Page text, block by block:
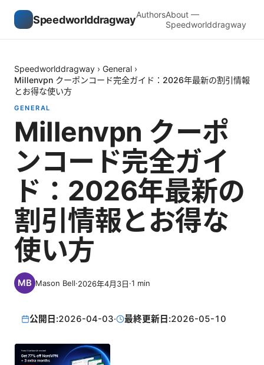
SpeedworlddragwayAuthorsAbout —
Speedworlddragway
Speedworlddragway › General ›
Millenvpn クーポンコード完全ガイド：2026年最新の割引情報
とお得な使い方
GENERAL
Millenvpn クーポ
ンコード完全ガイ
ド：2026年最新の
割引情報とお得な
使い方
Mason Bell·2026年4月3日·1 min
公開日:2026-04-03· 最終更新日:2026-05-10